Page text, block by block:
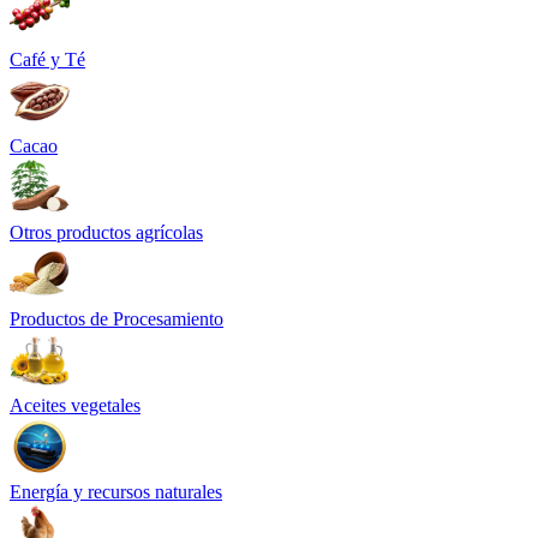
Café y Té
Cacao
Otros productos agrícolas
Productos de Procesamiento
Aceites vegetales
Energía y recursos naturales